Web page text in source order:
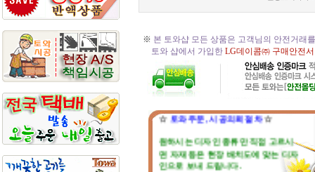
※ 본 토와샵 모든 상품은 고객님의 안전거래
토와 샵에서 가입한 LG데이콤㈜ 구매안전
☆토와 주문, 시공의뢰 절차☆
면 자재 등은 현장 배치도에 맞는 디자
인으로 보내 드립니다.